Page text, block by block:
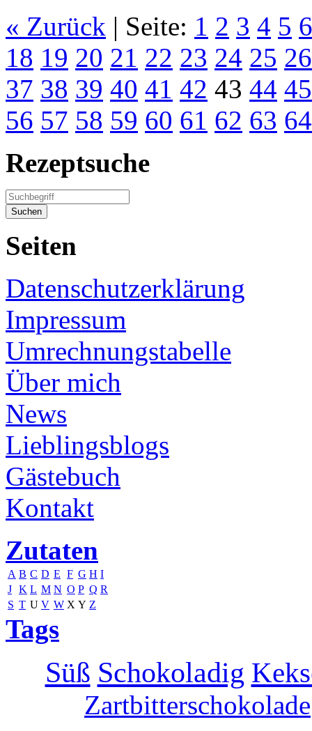
« Zurück | Seite: 1 2 3 4 5 6
18 19 20 21 22 23 24 25 26
37 38 39 40 41 42 43 44 45
56 57 58 59 60 61 62 63 64
Rezeptsuche
Seiten
Datenschutzerklärung
Impressum
Umrechnungstabelle
Über mich
News
Lieblingsblogs
Gästebuch
Kontakt
Zutaten
A B C D E F G H I
J K L M N O P Q R
S T U V W X Y Z
Tags
Süß Schokoladig
Zartbitterschokolade